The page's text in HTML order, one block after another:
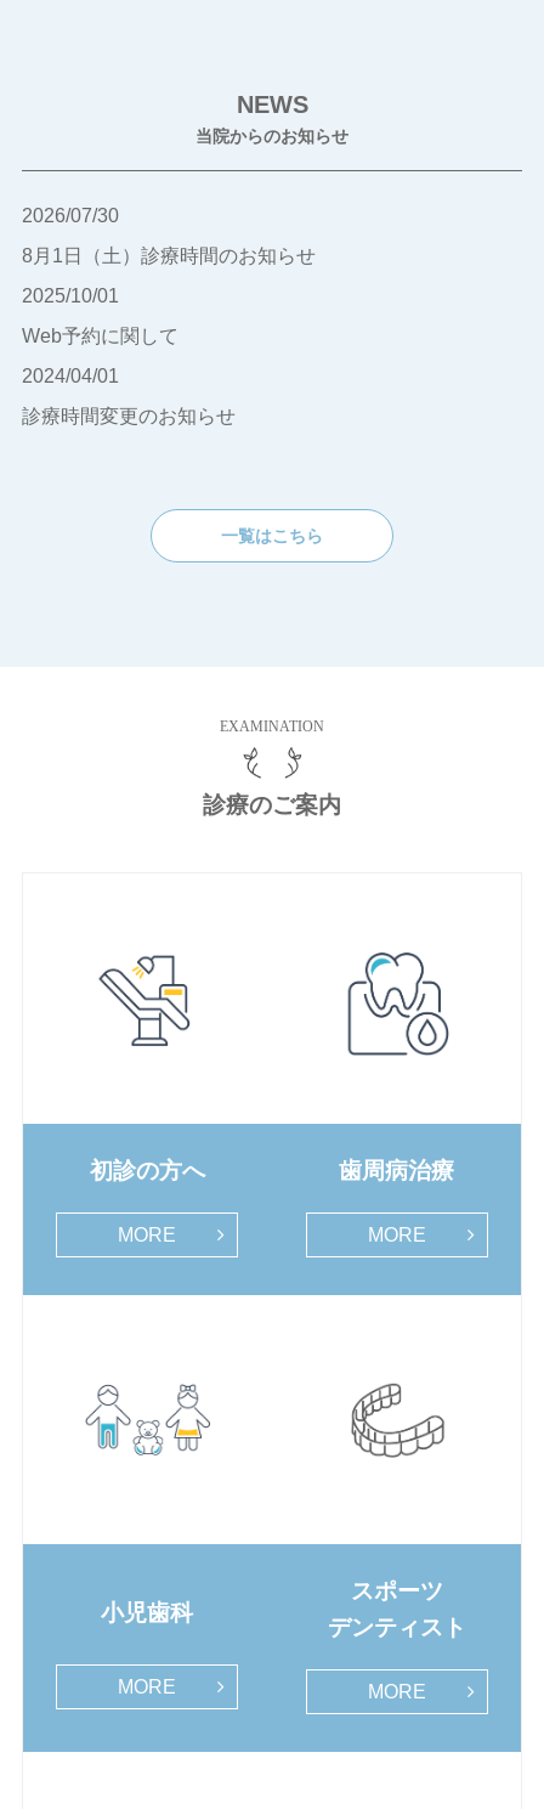
NEWS
当院からのお知らせ
2026/07/30
8月1日（土）診療時間のお知らせ
2025/10/01
Web予約に関して
2024/04/01
診療時間変更のお知らせ
一覧はこちら
EXAMINATION
診療のご案内
初診の方へ
MORE
歯周病治療
MORE
小児歯科
MORE
スポーツ
デンティスト
MORE